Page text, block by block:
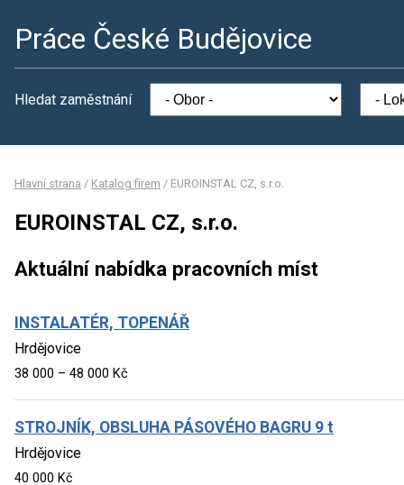
Práce České Budějovice
Hledat zaměstnání
Hlavní strana / Katalog firem / EUROINSTAL CZ, s.r.o.
EUROINSTAL CZ, s.r.o.
Aktuální nabídka pracovních míst
INSTALATÉR, TOPENÁŘ
Hrdějovice
38 000 – 48 000 Kč
STROJNÍK, OBSLUHA PÁSOVÉHO BAGRU 9 t
Hrdějovice
40 000 Kč